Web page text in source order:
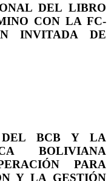
DEL LIBRO
CON LA FC-
INVITADA DE
DEL BCB Y LA
BOLIVIANA
PARA
Y LA GESTIÓN